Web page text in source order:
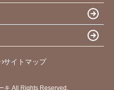
サイトマップ
キ All Rights Reserved.